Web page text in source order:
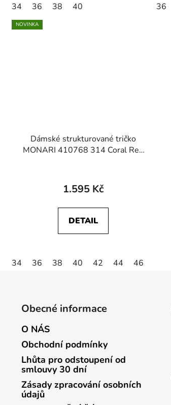
34 36 38 40 36
NOVINKA
Dámské strukturované tričko
MONARI 410768 314 Coral Red
1.595 Kč
DETAIL
34 36 38 40 42 44 46
Obecné informace
O NÁS
Obchodní podmínky
Lhůta pro odstoupení od
smlouvy 30 dní
Zásady zpracování osobních
údajů